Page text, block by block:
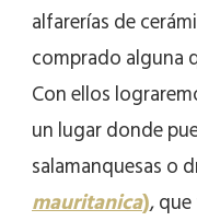
alfarerías de
comprado alguna
Con ellos
un lugar donde
salamanquesas o
mauritanica),